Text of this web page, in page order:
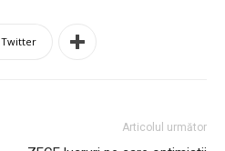
Twitter
Articolul următor